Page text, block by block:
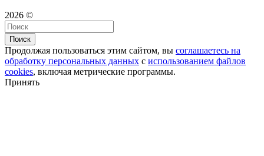
2026 ©
Поиск
Продолжая пользоваться этим сайтом, вы соглашаетесь на
обработку персональных данных с использованием файлов
cookies, включая метрические программы.
Принять